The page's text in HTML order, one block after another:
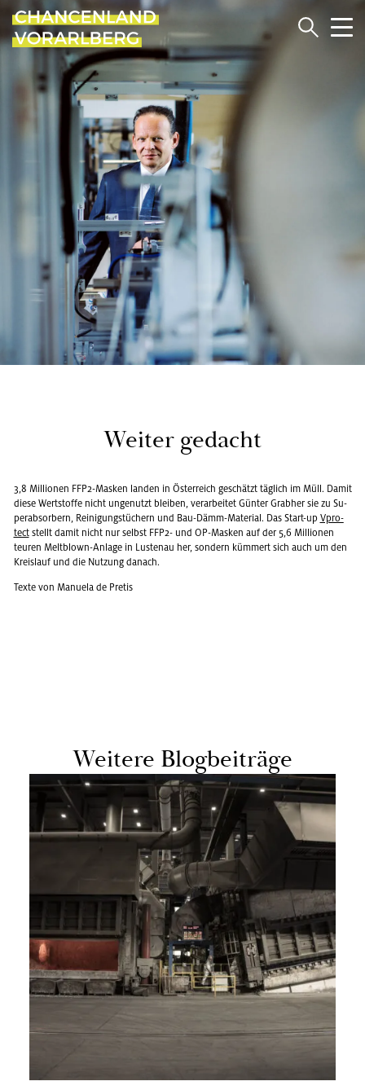
Wei­ter ge­dacht
3,8 Mil­lio­nen FFP2-Mas­ken lan­den in Ös­ter­reich ge­schätzt täg­lich im Müll. Damit
diese Wert­stof­fe nicht un­ge­nutzt blei­ben, ver­ar­bei­tet Gün­ter Grab­her sie zu Su­
per­ab­sor­bern, Rei­ni­gungs­tü­chern und Bau-Dämm-Ma­te­ri­al. Das Start-up Vpro­
tectstellt damit nicht nur selbst FFP2- und OP-Mas­ken auf der 5,6 Mil­lio­nen
teu­ren Melt­blown-An­la­ge in Lus­ten­au her, son­dern küm­mert sich auch um den
Kreis­lauf und die Nut­zung da­nach.
Texte von Ma­nue­la de Pre­tis
Wei­te­re Blog­bei­trä­ge